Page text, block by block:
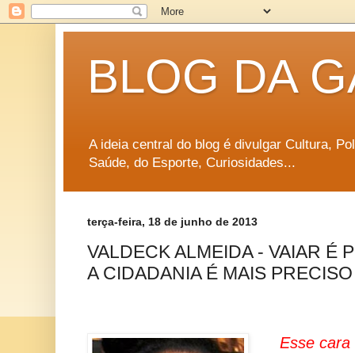
BLOG DA
A ideia central do blog é divulgar Cultura,
Saúde, do Esporte, Curiosidades...
terça-feira, 18 de junho de 2013
VALDECK ALMEIDA - VAIAR É
A CIDADANIA É MAIS
Esse